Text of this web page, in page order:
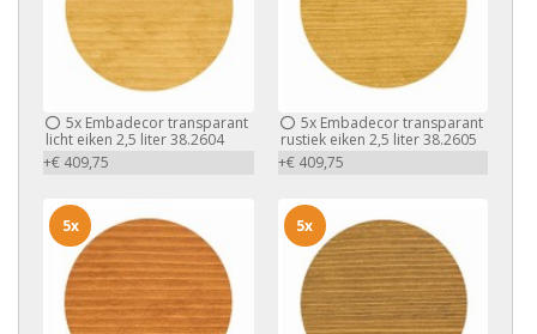
5x Embadecor transparant
licht eiken 2,5 liter 38.2604
+€ 409,75
5xEmbadecor transparant
rustiek eiken 2,5 liter 38.2605
+€ 409,75
5x 5x